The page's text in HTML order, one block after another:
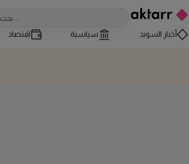
أخبار السويد سياسية اقتصاد